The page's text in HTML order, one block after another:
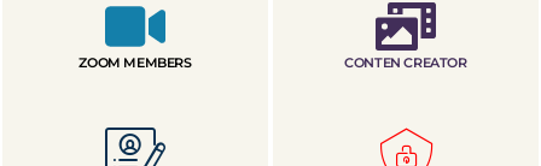
ZOOM MEMBERS CONTEN CREATOR